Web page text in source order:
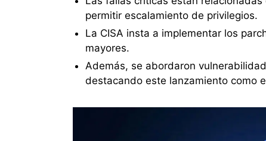
permitir escalamiento de privilegios.
La CISA insta a implementar los
mayores.
Además, se abordaron
destacando este lanzamiento como